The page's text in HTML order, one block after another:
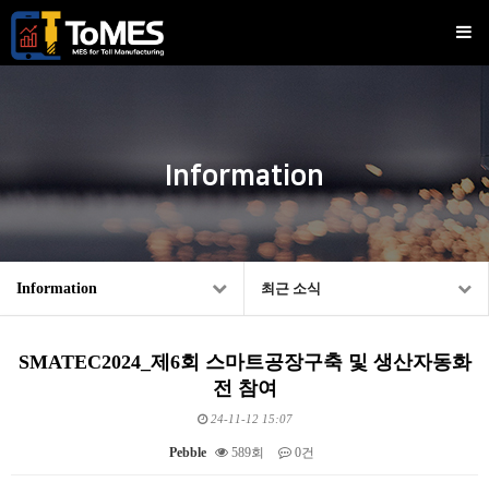
Information
Information 최근 소식
SMATEC2024_제6회 스마트공장구축 및 생산자동화
전 참여
24-11-12 15:07
Pebble 589회 0건